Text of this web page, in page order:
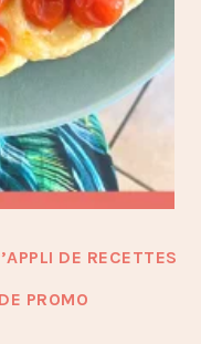
DE RECETTES
PROMO